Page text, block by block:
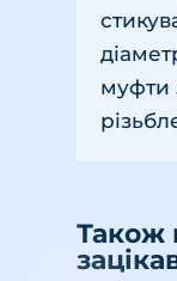
муфти
Також